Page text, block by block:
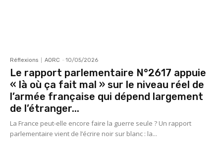
Réflexions AORC - 10/05/2026
Le rapport parlementaire N°2617 appuie
« là où ça fait mal » sur le niveau réel de
l’armée française qui dépend largement
de l’étranger...
La France peut-elle encore faire la guerre seule ? Un rapport
parlementaire vient de l’écrire noir sur blanc : la...